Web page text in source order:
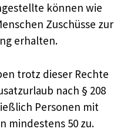
können wie
Zuschüsse zur
erhalten.
trotz dieser Rechte
nach § 208
Personen mit
mindestens 50 zu.